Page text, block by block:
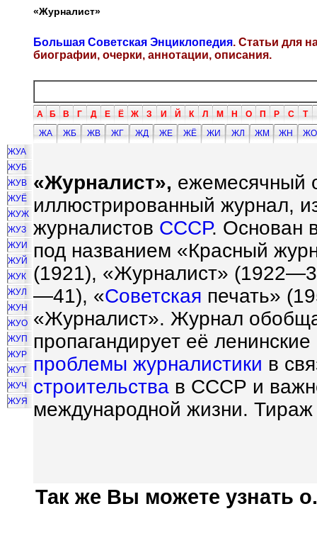
«Журналист»
Большая Советская Энциклопедия. Статьи для
биографии, очерки, аннотации, описания.
А Б В Г Д Е Ё Ж З И Й К Л М Н О П Р С Т
ЖА
ЖБ ЖВ ЖГ ЖД ЖЕ ЖЁ ЖИ ЖЛ ЖМ ЖН
ЖО
ЖУА
ЖУБ
ЖУВ
ЖУЁ
ЖУЖ
ЖУЗ
ЖУИ
ЖУЙ
ЖУК
ЖУЛ
ЖУН
ЖУО
ЖУП
ЖУР
ЖУТ
ЖУЧ
ЖУЯ
«Журналист», ежемесячный
иллюстрированный журнал,
журналистов СССР. Основан
под названием «Красный
(1921), «Журналист»
—41), «Советская печать»
«Журналист». Журнал
пропагандирует её
проблемы журналистики в
строительства в СССР и
международной жизни.
Так же Вы можете узнать